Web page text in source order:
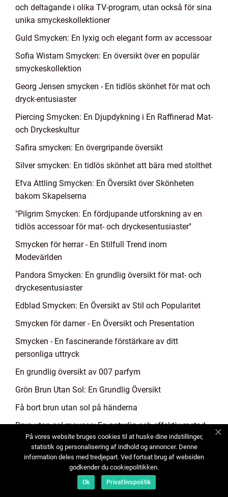
och deltagande i olika TV-program, utan också för sina
unika smyckeskollektioner
Guld Smycken: En lyxig och elegant form av accessoar
Sofia Wistam Smycken: En översikt över en populär
smyckeskollektion
Georg Jensen smycken - En tidlös skönhet för mat och
dryck-entusiaster
Piercing Smycken: En Djupdykning i En Raffinerad Mat-
och Dryckeskultur
Safira smycken: En övergripande översikt
Silver smycken: En tidlös skönhet att bära med stolthet
Efva Attling Smycken: En Översikt över Skönheten
bakom Skapelserna
"Pilgrim Smycken: En fördjupande utforskning av en
tidlös accessoar för mat- och dryckesentusiaster"
Smycken för herrar - En Stilfull Trend inom
Modevärlden
Pandora Smycken: En grundlig översikt för mat- och
dryckesentusiaster
Edblad Smycken: En Översikt av Stil och Popularitet
Smycken för damer - En Översikt och Presentation
Smycken - En fascinerande förstärkare av ditt
personliga uttryck
En grundlig översikt av 007 parfym
Grön Brun Utan Sol: En Grundlig Översikt
Få bort brun utan sol på händerna
Brun utan sol mousse: En naturlig och effektiv metod
för en solkysst hud
Översikt över "brun utan sol tips"
Brun utan sol spray: En effektiv och hälsosam lösning
På vores website bruges cookies til at huske dine indstillinger,
statistik og personalisering af indhold og annoncer. Denne
information deles med tredjepart. Ved fortsat brug af websiden
godkender du cookiepolitikken.
Ok Privatlivspolitik